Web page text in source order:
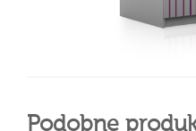
Podobne